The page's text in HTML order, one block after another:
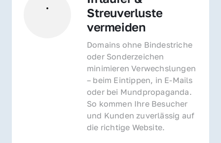
Streuverluste
vermeiden
Domains ohne Bindestriche
oder Sonderzeichen
minimieren Verwechslungen
– beim Eintippen, in E-Mails
oder bei Mundpropaganda.
So kommen Ihre Besucher
und Kunden zuverlässig auf
die richtige Website.